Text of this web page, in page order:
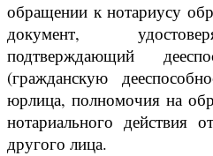
обращении к нотариусу
документ,
подтверждающий
(гражданскую
юрлица, полномочия на
нотариального действия
другого лица.